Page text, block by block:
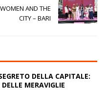
AND THE
CITY – BARI
DELLA CAPITALE:
MERAVIGLIE